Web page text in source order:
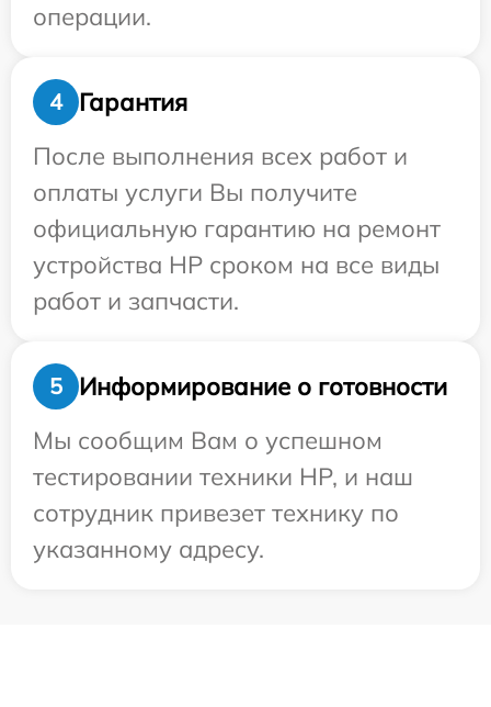
операции.
4
Гарантия
После выполнения всех работ и
оплаты услуги Вы получите
официальную гарантию на ремонт
устройства HP сроком на все виды
работ и запчасти.
5
Информирование о готовности
Мы сообщим Вам о успешном
тестировании техники HP, и наш
сотрудник привезет технику по
указанному адресу.